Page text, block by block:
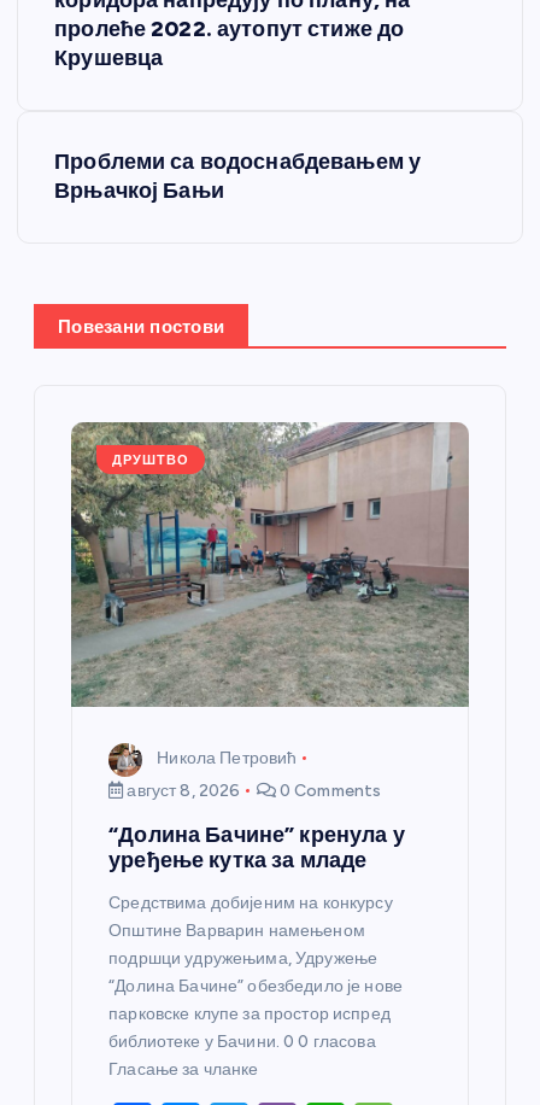
е
ч
пролеће 2022. аутопут стиже до
Крушевца
Проблеми са водоснабдевањем у
Врњачкој Бањи
Повезани постови
ДРУШТВО
Никола Петровић
август 8, 2026
0 Comments
“Долина Бачине” кренула у
уређење кутка за младе
Средствима добијеним на конкурсу
Општине Варварин намењеном
подршци удружењима, Удружење
“Долина Бачине” обезбедило је нове
парковске клупе за простор испред
библиотеке у Бачини. 0 0 гласова
Гласање за чланке